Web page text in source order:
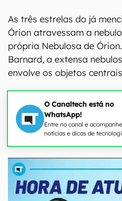
As três estrelas do já
Órion atravessam a
própria Nebulosa de
Barnard, a extensa
envolve os objetos
O Canaltech está no
WhatsApp!
Entre no canal e acompanhe
notícias e dicas de